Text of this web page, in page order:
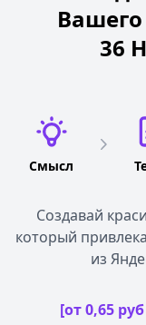
Вашего
36
Смысл
Создавай
который
из
[от 0,65